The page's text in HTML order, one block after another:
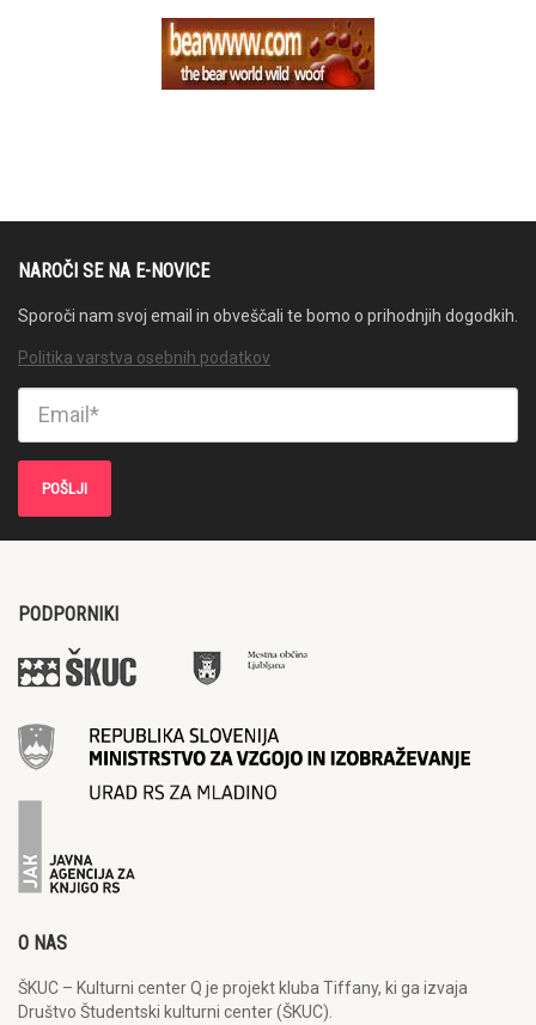
NAROČI SE NA E-NOVICE
Sporoči nam svoj email in obveščali te bomo o prihodnjih dogodkih.
Politika varstva osebnih podatkov
PODPORNIKI
O NAS
ŠKUC – Kulturni center Q je projekt kluba Tiffany, ki ga izvaja
Društvo Študentski kulturni center (ŠKUC).